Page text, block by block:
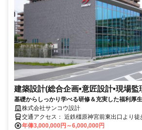
建築設計(総合企画•意匠設計•現場監
基礎からしっかり学べる研修＆充実した福利厚
造・国家資格取得祝金制度有・まちづくりは、人
株式会社サンコウ設計
交通アクセス： 近鉄橿原神宮前東出口より徒歩５分 (H30年
年俸3,000,000円～6,000,000円